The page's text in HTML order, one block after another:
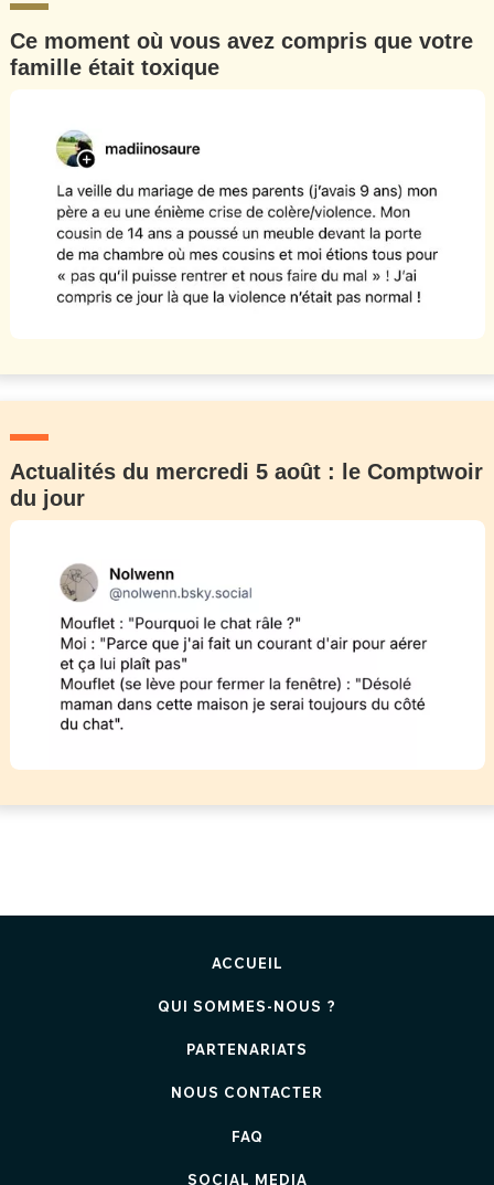
Ce moment où vous avez compris que votre
famille était toxique
Actualités du mercredi 5 août : le Comptwoir
du jour
ACCUEIL
QUI SOMMES-NOUS ?
PARTENARIATS
NOUS CONTACTER
FAQ
SOCIAL MEDIA